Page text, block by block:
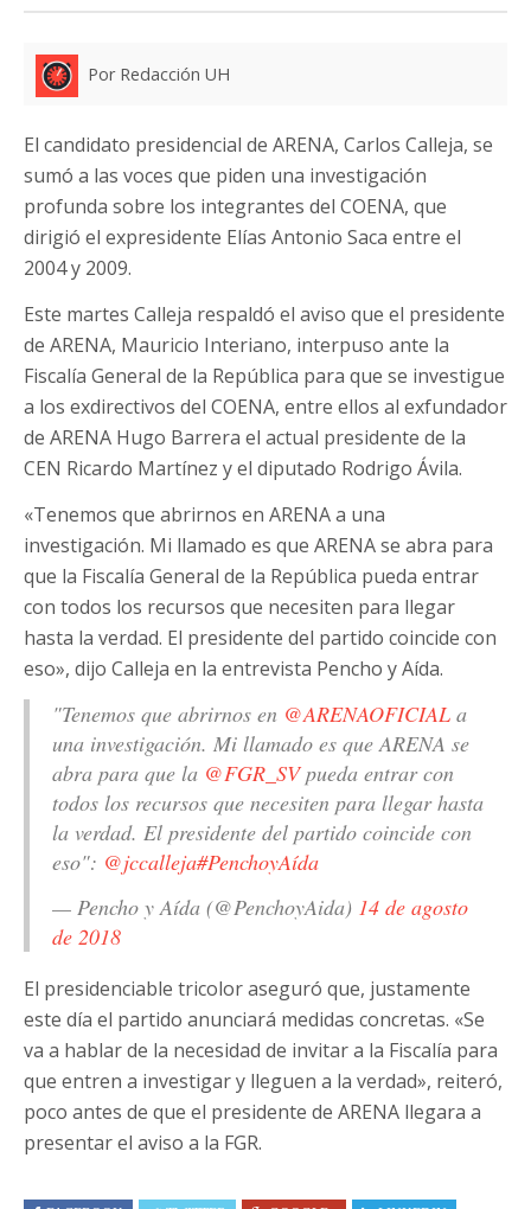
Por Redacción UH
El candidato presidencial de ARENA, Carlos Calleja, se
sumó a las voces que piden una investigación
profunda sobre los integrantes del COENA, que
dirigió el expresidente Elías Antonio Saca entre el
2004 y 2009.
Este martes Calleja respaldó el aviso que el presidente
de ARENA, Mauricio Interiano, interpuso ante la
Fiscalía General de la República para que se investigue
a los exdirectivos del COENA, entre ellos al exfundador
de ARENA Hugo Barrera el actual presidente de la
CEN Ricardo Martínez y el diputado Rodrigo Ávila.
«Tenemos que abrirnos en ARENA a una
investigación. Mi llamado es que ARENA se abra para
que la Fiscalía General de la República pueda entrar
con todos los recursos que necesiten para llegar
hasta la verdad. El presidente del partido coincide con
eso», dijo Calleja en la entrevista Pencho y Aída.
"Tenemos que abrirnos en @ARENAOFICIAL a
una investigación. Mi llamado es que ARENA se
abra para que la @FGR_SVpueda entrar con
todos los recursos que necesiten para llegar hasta
la verdad. El presidente del partido coincide con
eso": @jccalleja#PenchoyAída
— Pencho y Aída (@PenchoyAida) 14 de agosto
de 2018
El presidenciable tricolor aseguró que, justamente
este día el partido anunciará medidas concretas. «Se
va a hablar de la necesidad de invitar a la Fiscalía para
que entren a investigar y lleguen a la verdad», reiteró,
poco antes de que el presidente de ARENA llegara a
presentar el aviso a la FGR.